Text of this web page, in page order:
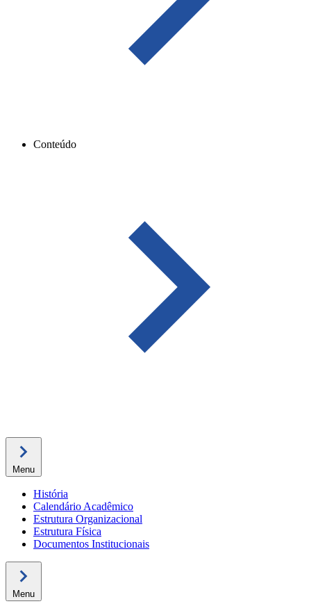
Conteúdo
Menu
História
Calendário Acadêmico
Estrutura Organizacional
Estrutura Física
Documentos Institucionais
Menu